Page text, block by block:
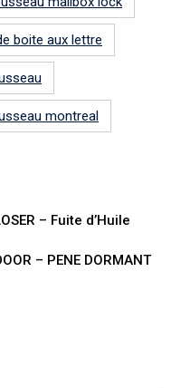
boite aux lettre
montreal
– Fuite d’Huile
– PENE DORMANT